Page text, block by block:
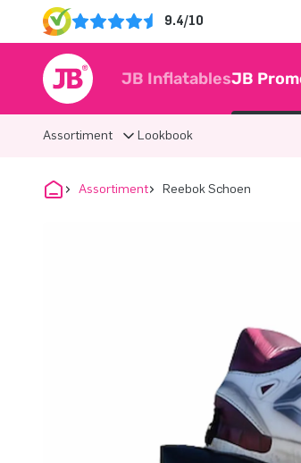
9.4/10
JB InflatablesJB
Assortiment Lookbook
Assortiment Reebok Schoen